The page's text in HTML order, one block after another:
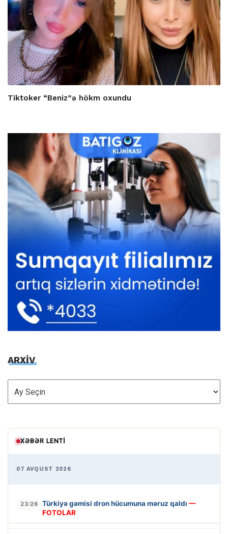
Tiktoker “Beniz”ə hökm oxundu
ARXİV
ARXİV
XƏBƏR LENTI
07 AVQUST 2026
23:26 Türkiyə gəmisi dron hücumuna məruz qaldı —
FOTOLAR